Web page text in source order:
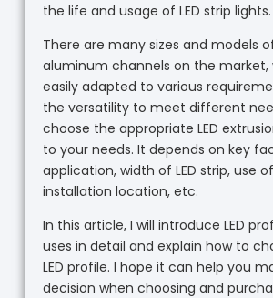
the life and usage of LED strip lights.
There are many sizes and models of
aluminum channels on the market,
easily adapted to various
the versatility to meet different
choose the appropriate LED
to your needs. It depends on key
application, width of LED strip, use
installation location, etc.
In this article, I will introduce LED
uses in detail and explain how to
LED profile. I hope it can help you
decision when choosing and